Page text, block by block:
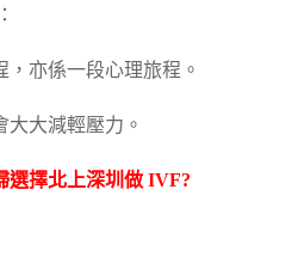
亦係一段心理旅程。
大大減輕壓力。
選擇北上深圳做 IVF?